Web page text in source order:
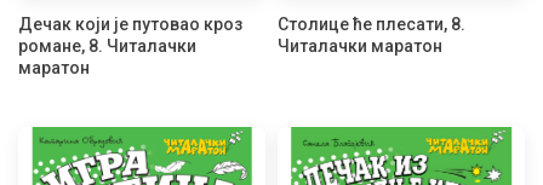
Дечак који је путовао кроз
романе, 8. Читалачки
маратон
Столице ће плесати, 8.
Читалачки маратон